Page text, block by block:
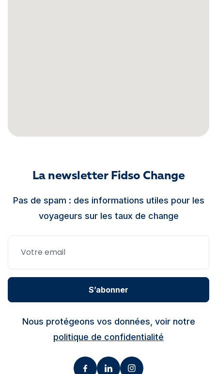
La newsletter Fidso Change
Pas de spam : des informations utiles pour les
voyageurs sur les taux de change
S’abonner
Nous protégeons vos données, voir notre
politique de confidentialité